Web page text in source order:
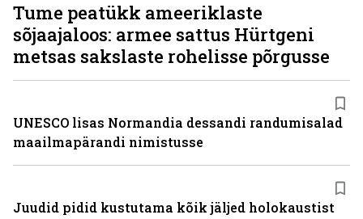
Tume peatükk ameeriklaste
sõjaajaloos: armee sattus Hürtgeni
metsas sakslaste rohelisse põrgusse
UNESCO lisas Normandia dessandi randumisalad
maailmapärandi nimistusse
Juudid pidid kustutama kõik jäljed holokaustist